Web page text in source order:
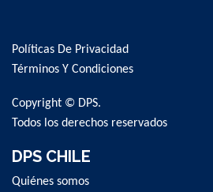
Our
Newsletter:
Políticas De Privacidad
Términos Y Condiciones
Copyright © DPS.
Todos los derechos reservados
DPS CHILE
Quiénes somos